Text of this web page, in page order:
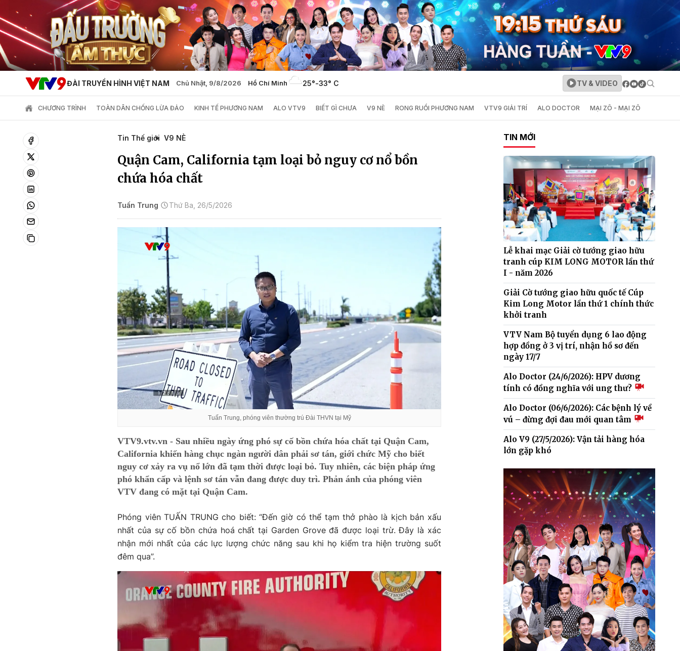
ĐÀI TRUYỀN HÌNH VIỆT NAM Chủ Nhật, 9/8/2026 Hồ Chí Minh 25°-33° C TV & VIDEO
CHƯƠNG TRÌNH TOÀN DÂN CHỐNG LỪA ĐẢO KINH TẾ PHƯƠNG NAM ALO VTV9 BIẾT GÌ CHƯA V9 NÈ RONG RUỔI PHƯƠNG NAM VTV9 GIẢI TRÍ ALO DOCTOR MẠI ZÔ - MẠI ZÔ
Tin Thế giới V9 NÈ
Quận Cam, California tạm loại bỏ nguy cơ nổ bồn
chứa hóa chất
Tuấn Trung Thứ Ba, 26/5/2026
Tuấn Trung, phóng viên thường trú Đài THVN tại Mỹ
VTV9.vtv.vn - Sau nhiều ngày ứng phó sự cố bồn chứa hóa chất tại Quận Cam,
California khiến hàng chục ngàn người dân phải sơ tán, giới chức Mỹ cho biết
nguy cơ xảy ra vụ nổ lớn đã tạm thời được loại bỏ. Tuy nhiên, các biện pháp ứng
phó khẩn cấp và lệnh sơ tán vẫn đang được duy trì. Phản ánh của phóng viên
VTV đang có mặt tại Quận Cam.
Phóng viên TUẤN TRUNG cho biết: “Đến giờ có thể tạm thở phào là kịch bản xấu
nhất của sự cố bồn chứa hoá chất tại Garden Grove đã được loại trừ. Đây là xác
nhận mới nhất của các lực lượng chức năng sau khi họ kiểm tra hiện trường suốt
đêm qua”.
TIN MỚI
Lễ khai mạc Giải cờ tướng giao hữu
tranh cúp KIM LONG MOTOR lần thứ
I - năm 2026
Giải Cờ tướng giao hữu quốc tế Cúp
Kim Long Motor lần thứ 1 chính thức
khởi tranh
VTV Nam Bộ tuyển dụng 6 lao động
hợp đồng ở 3 vị trí, nhận hồ sơ đến
ngày 17/7
Alo Doctor (24/6/2026): HPV dương
tính có đồng nghĩa với ung thư?
Alo Doctor (06/6/2026): Các bệnh lý về
vú – đừng đợi đau mới quan tâm
Alo V9 (27/5/2026): Vận tải hàng hóa
lớn gặp khó